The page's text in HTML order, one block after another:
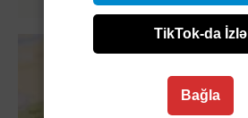
TikTok-da İzlə
Bağla